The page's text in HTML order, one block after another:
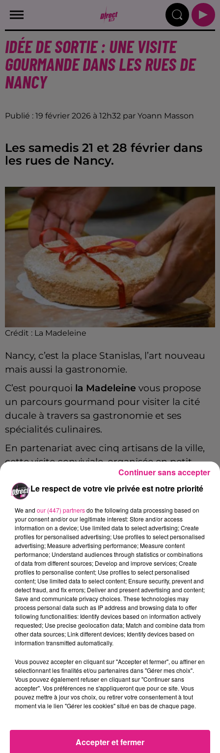
IDÉE DE SORTIE : UNE VISITE
GOURMANDE DANS LES RUES DE
NANCY
Publié : 19 février 2026 à 12h32 par Yoann Masson
Les samedis 21 et 28 février dans
les rues de Nancy.
Crédit : La Madeleine
Nancy, c’est la place Stanislas, l’art nouveau
mais aussi la gastronomie.
C’est pourquoi la Madeleine vous propose
un parcours gourmand pour visiter la cité
ducale à travers sa gastronomie et ses
spécialités culinaires.
En partenariat avec cinq artisans de la ville,
cette visite conviviale, organisée en petit
groupe, vous permettra de découvrir
l'histoire des spécialités inventées à Nancy, et
des maisons qui perpétuent leur tradition.
Marine Marquaite : guide conférencière et gérante de
"la madeleine".
D!RECT FM
Crédit :D!RECT FM
FIL ACTUS
9h19
Lorraine : une journée pas comme les autres au Parc animalier de...
6 août 2026
Metz : une distribution de lunette gratuite pour voir l’éclipse
5 août 2026
Casting de Woof : l'Euro-Métropole de Metz part à la recherche de...
4 août 2026
Officiel : le lac de Madine reporte son feu d’artifice
Le respect de votre vie privée est notre priorité
We and our (447) partnersdo the following data processing based on
your consent and/or our legitimate interest: Store and/or access
information on a device; Use limited data to select advertising; Create
profiles for personalised advertising; Use profiles to select personalised
advertising; Measure advertising performance; Measure content
performance; Understand audiences through statistics or combinations
of data from different sources; Develop and improve services; Create
profiles to personalise content; Use profiles to select personalised
content; Use limited data to select content; Ensure security, prevent and
detect fraud, and fix errors; Deliver and present advertising and content;
Save and communicate privacy choices. These technologies may
process personal data such as IP address and browsing data to offer
following functionalities: Identify devices based on information actively
requested; Use precise geolocation data; Match and combine data from
other data sources; Link different devices; Identify devices based on
information transmitted automatically.
Vous pouvez accepter en cliquant sur "Accepter et fermer", ou affiner en
sélectionnant les finalités et/ou partenaires dans "Gérer mes choix".
Vous pouvez également refuser en cliquant sur "Continuer sans
accepter". Vos préférences ne s'appliqueront que pour ce site. Vous
pouvez mettre à jour vos choix, ou retirer votre consentement à tout
moment via le lien "Gérer les cookies" situé en bas de chaque page.
Accepter et fermer
Continuer sans accepter